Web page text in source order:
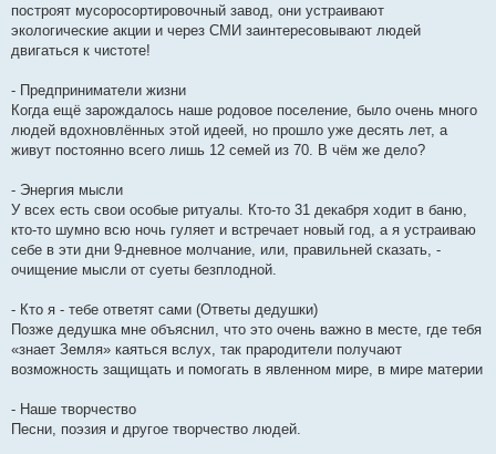
построят мусоросортировочный завод, они устраивают
экологические акции и через СМИ заинтересовывают людей
двигаться к чистоте!
- Предприниматели жизни
Когда ещё зарождалось наше родовое поселение, было очень много
людей вдохновлённых этой идеей, но прошло уже десять лет, а
живут постоянно всего лишь 12 семей из 70. В чём же дело?
- Энергия мысли
У всех есть свои особые ритуалы. Кто-то 31 декабря ходит в баню,
кто-то шумно всю ночь гуляет и встречает новый год, а я устраиваю
себе в эти дни 9-дневное молчание, или, правильней сказать, -
очищение мысли от суеты безплодной.
- Кто я - тебе ответят сами (Ответы дедушки)
Позже дедушка мне объяснил, что это очень важно в месте, где тебя
«знает Земля» каяться вслух, так прародители получают
возможность защищать и помогать в явленном мире, в мире материи
- Наше творчество
Песни, поэзия и другое творчество людей.